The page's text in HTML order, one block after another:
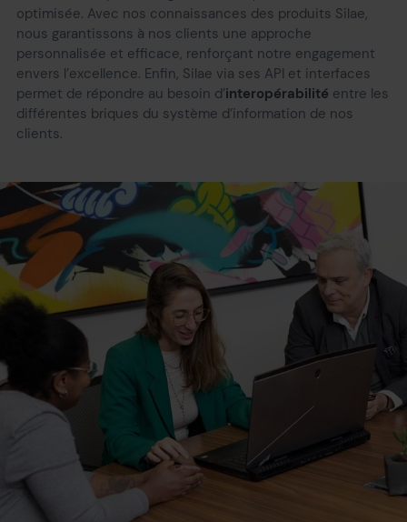
optimisée. Avec nos connaissances des produits Silae,
nous garantissons à nos clients une approche
personnalisée et efficace, renforçant notre engagement
envers l’excellence. Enfin, Silae via ses API et interfaces
permet de répondre au besoin d’interopérabilité entre les
différentes briques du système d’information de nos
clients.